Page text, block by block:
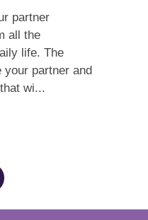
partner
all the
life. The
your partner and
wi...